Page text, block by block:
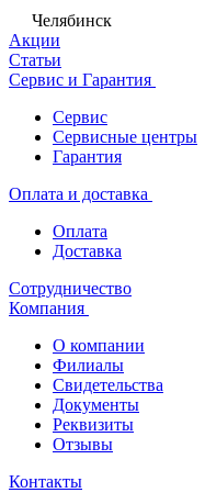
Челябинск
Акции
Статьи
Сервис и Гарантия
Сервис
Сервисные центры
Гарантия
Оплата и доставка
Оплата
Доставка
Сотрудничество
Компания
О компании
Филиалы
Свидетельства
Документы
Реквизиты
Отзывы
Контакты